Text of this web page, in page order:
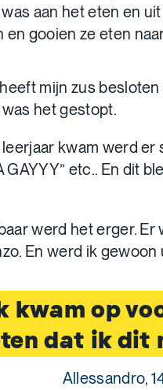
aan het eten en
en gooien ze eten
mijn zus
het gestopt.
kwam werd er
GAYYY” etc.. En dit
werd het erger.
En werd ik
kwam op
dat ik dit
Allessandro,